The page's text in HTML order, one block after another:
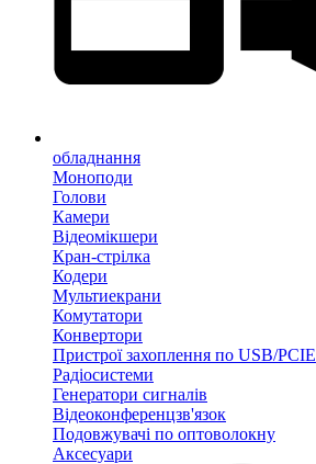
обладнання
Моноподи
Голови
Камери
Відеомікшери
Кран-стрілка
Кодери
Мультиекрани
Комутатори
Конвертори
Пристрої захоплення по USB/PCIE
Радіосистеми
Генератори сигналів
Відеоконференцзв'язок
Подовжувачі по оптоволокну
Аксесуари